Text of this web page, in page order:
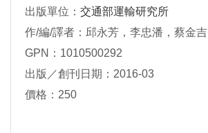
出版單位： 交通部運輸研究所
作/編/譯者：邱永芳，李忠潘，蔡金吉
GPN：1010500292
出版／創刊日期：2016-03
價格：250